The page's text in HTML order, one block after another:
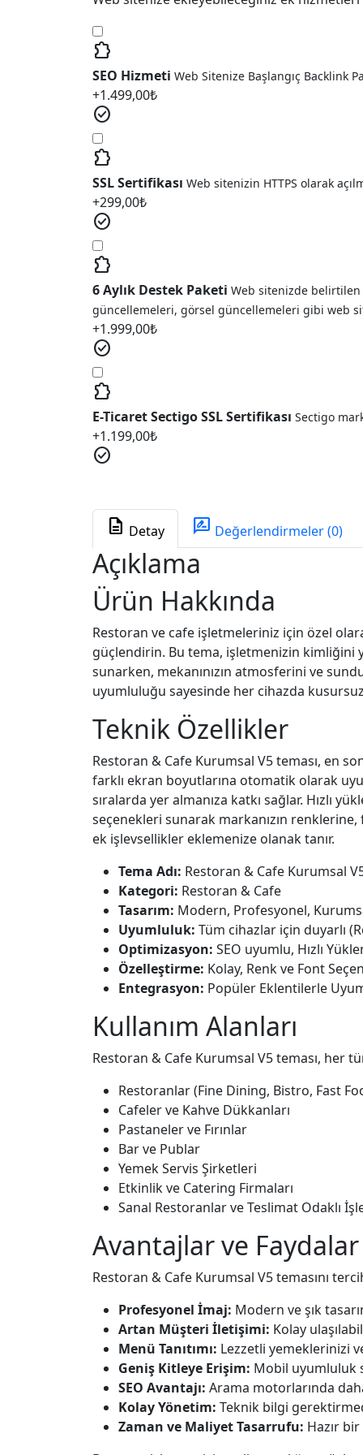
extension
SEO Hizmeti Web Sitenize Başlangıç Backlink
+1.499,00₺
check_circle
extension
SSL Sertifikası Web sitenizin HTTPS olarak
+299,00₺
check_circle
extension
6 Aylık Destek Paketi Web sitenizde belirtilen
güncellemeleri, görsel güncellemeleri gibi web
+1.999,00₺
check_circle
extension
E-Ticaret Sectigo SSL Sertifikası Sectigo
+1.199,00₺
check_circle
description Detay rate_review Değerlendirmeler (0)
Açıklama
Ürün Hakkında
Restoran ve cafe işletmeleriniz için özel
güçlendirin. Bu tema, işletmenizin kimliğini
sunarken, mekanınızın atmosferini ve
uyumluluğu sayesinde her cihazda
Teknik Özellikler
Restoran & Cafe Kurumsal V5 teması, en
farklı ekran boyutlarına otomatik olarak
sıralarda yer almanıza katkı sağlar. Hızlı
seçenekleri sunarak markanızın
ek işlevsellikler eklemenize olanak tanır.
Tema Adı: Restoran & Cafe Kurumsal
Kategori: Restoran & Cafe
Tasarım: Modern, Profesyonel,
Uyumluluk: Tüm cihazlar için duyarlı
Optimizasyon: SEO uyumlu, Hızlı
Özelleştirme: Kolay, Renk ve Font
Entegrasyon: Popüler Eklentilerle
Kullanım Alanları
Restoran & Cafe Kurumsal V5 teması, her
Restoranlar (Fine Dining, Bistro, Fast
Cafeler ve Kahve Dükkanları
Pastaneler ve Fırınlar
Bar ve Publar
Yemek Servis Şirketleri
Etkinlik ve Catering Firmaları
Sanal Restoranlar ve Teslimat Odaklı
Avantajlar ve Faydalar
Restoran & Cafe Kurumsal V5 temasını
Profesyonel İmaj: Modern ve şık
Artan Müşteri İletişimi: Kolay
Menü Tanıtımı: Lezzetli yemeklerinizi
Geniş Kitleye Erişim: Mobil uyumluluk
SEO Avantajı: Arama motorlarında
Kolay Yönetim: Teknik bilgi
Zaman ve Maliyet Tasarrufu: Hazır